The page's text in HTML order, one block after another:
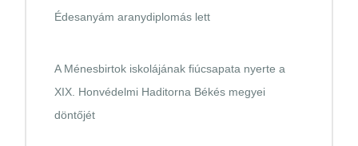
Édesanyám aranydiplomás lett
A Ménesbirtok iskolájának fiúcsapata nyerte a
XIX. Honvédelmi Haditorna Békés megyei
döntőjét